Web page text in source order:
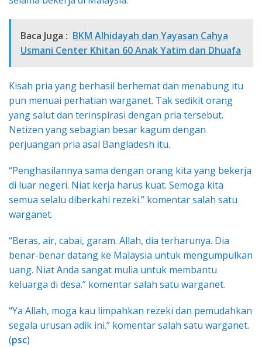
Baca Juga : BKM Alhidayah dan Yayasan Cahya
Usmani Center Khitan 60 Anak Yatim dan Dhuafa
Kisah pria yang berhasil berhemat dan menabung itu
pun menuai perhatian warganet. Tak sedikit orang
yang salut dan terinspirasi dengan pria tersebut.
Netizen yang sebagian besar kagum dengan
perjuangan pria asal Bangladesh itu.
“Penghasilannya sama dengan orang kita yang bekerja
di luar negeri. Niat kerja harus kuat. Semoga kita
semua selalu diberkahi rezeki.” komentar salah satu
warganet.
“Beras, air, cabai, garam. Allah, dia terharunya. Dia
benar-benar datang ke Malaysia untuk mengumpulkan
uang. Niat Anda sangat mulia untuk membantu
keluarga di desa.” komentar salah satu warganet.
“Ya Allah, moga kau limpahkan rezeki dan pemudahkan
segala urusan adik ini.” komentar salah satu warganet.
(psc)